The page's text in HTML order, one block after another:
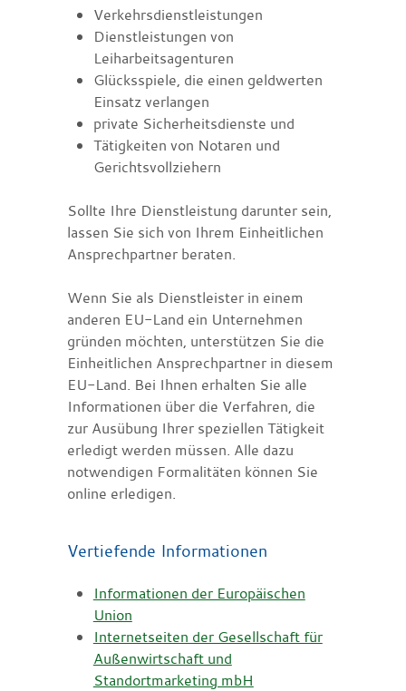
Verkehrsdienstleistungen
Dienstleistungen von
Leiharbeitsagenturen
Glücksspiele, die einen geldwerten
Einsatz verlangen
private Sicherheitsdienste und
Tätigkeiten von Notaren und
Gerichtsvollziehern
Sollte Ihre Dienstleistung darunter sein,
lassen Sie sich von Ihrem Einheitlichen
Ansprechpartner beraten.
Wenn Sie als Dienstleister in einem
anderen EU-Land ein Unternehmen
gründen möchten, unterstützen Sie die
Einheitlichen Ansprechpartner in diesem
EU-Land. Bei Ihnen erhalten Sie alle
Informationen über die Verfahren, die
zur Ausübung Ihrer speziellen Tätigkeit
erledigt werden müssen. Alle dazu
notwendigen Formalitäten können Sie
online erledigen.
Vertiefende Informationen
Informationen der Europäischen
Union
Internetseiten der Gesellschaft für
Außenwirtschaft und
Standortmarketing mbH